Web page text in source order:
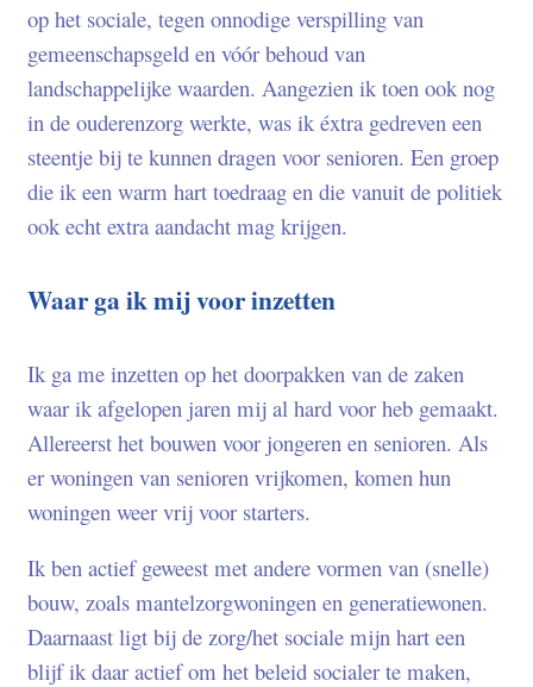
op het sociale, tegen onnodige verspilling van
gemeenschapsgeld en vóór behoud van
landschappelijke waarden. Aangezien ik toen ook nog
in de ouderenzorg werkte, was ik éxtra gedreven een
steentje bij te kunnen dragen voor senioren. Een groep
die ik een warm hart toedraag en die vanuit de politiek
ook echt extra aandacht mag krijgen.
Waar ga ik mij voor inzetten
Ik ga me inzetten op het doorpakken van de zaken
waar ik afgelopen jaren mij al hard voor heb gemaakt.
Allereerst het bouwen voor jongeren en senioren. Als
er woningen van senioren vrijkomen, komen hun
woningen weer vrij voor starters.
Ik ben actief geweest met andere vormen van (snelle)
bouw, zoals mantelzorgwoningen en generatiewonen.
Daarnaast ligt bij de zorg/het sociale mijn hart een
blijf ik daar actief om het beleid socialer te maken,